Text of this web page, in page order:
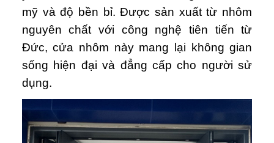
mỹ và độ bền bỉ. Được sản xuất từ nhôm
nguyên chất với công nghệ tiên tiến từ
Đức, cửa nhôm này mang lại không gian
sống hiện đại và đẳng cấp cho người sử
dụng.